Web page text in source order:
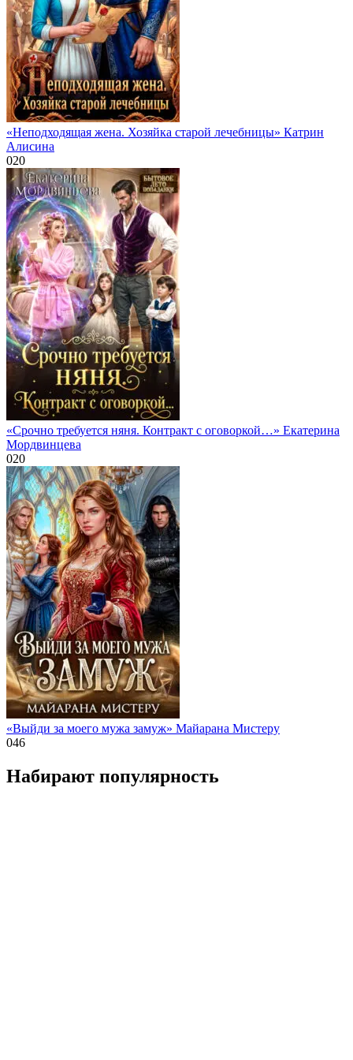
«Неподходящая жена. Хозяйка старой лечебницы» Катрин
Алисина
020
«Срочно требуется няня. Контракт с оговоркой…» Екатерина
Мордвинцева
020
«Выйди за моего мужа замуж» Майарана Мистеру
046
Набирают популярность